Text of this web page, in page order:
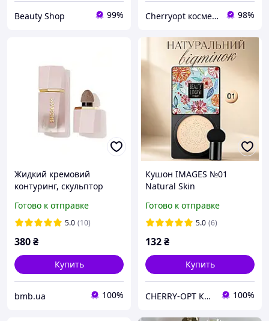
Beauty Shop 99% Сherryopt косметика 98%
Жидкий кремовий
контуринг, скульптор
Contour - Soft Tan
Готово к отправке
5.0 (10)
380₴
Купить
bmb.ua 100%
Кушон IMAGES №01
Natural Skin
Готово к отправке
5.0 (6)
132₴
Купить
CHERRY-OPT Косметика оптом 100%